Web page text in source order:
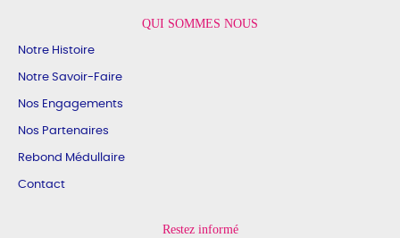
QUI SOMMES NOUS
Notre Histoire
Notre Savoir-Faire
Nos Engagements
Nos Partenaires
Rebond Médullaire
Contact
Restez informé